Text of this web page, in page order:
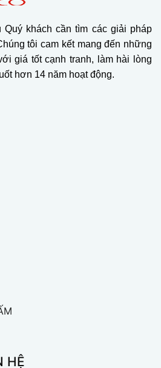
khách cần tìm các giải pháp
tôi cam kết mang đến những
giá tốt cạnh tranh, làm hài lòng
hơn 14 năm hoạt động.
HỆ